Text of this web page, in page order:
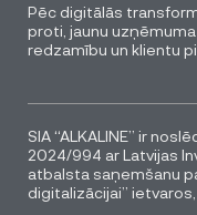
Pēc digitālās
proti, jaunu
redzamību un klientu
SIA “ALKALINE” ir
2024/994 ar Latvijas
atbalsta saņemšanu
digitalizācijai”